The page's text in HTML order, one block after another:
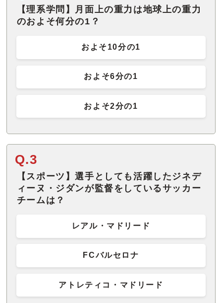
【理系学問】月面上の重力は地球上の重力
のおよそ何分の1？
およそ10分の1
およそ6分の1
およそ2分の1
Q.3
【スポーツ】選手としても活躍したジネデ
ィーヌ・ジダンが監督をしているサッカー
チームは？
レアル・マドリード
FCバルセロナ
アトレティコ・マドリード